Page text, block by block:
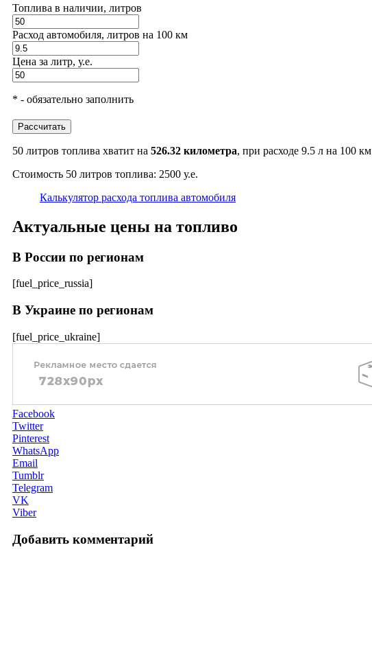
Топлива в наличии, литров
Расход автомобиля, литров на 100 км
Цена за литр, у.е.
* - обязательно заполнить
Рассчитать
50 литров топлива хватит на 526.32 километра, при расходе 9.5 л на 100 км
Стоимость 50 литров топлива: 2500 у.е.
Калькулятор расхода топлива автомобиля
Актуальные цены на топливо
В России по регионам
[fuel_price_russia]
В Украине по регионам
[fuel_price_ukraine]
Facebook
Twitter
Pinterest
WhatsApp
Email
Tumblr
Telegram
VK
Viber
Добавить комментарий